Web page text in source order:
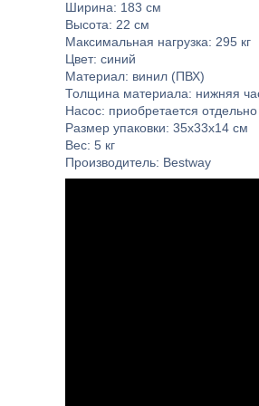
Ширина: 183 см
Высота: 22 см
Максимальная нагрузка: 295 кг
Цвет: синий
Материал: винил (ПВХ)
Толщина материала: нижняя
Насос: приобретается отдельно
Размер упаковки: 35х33х14 см
Вес: 5 кг
Производитель: Bestway